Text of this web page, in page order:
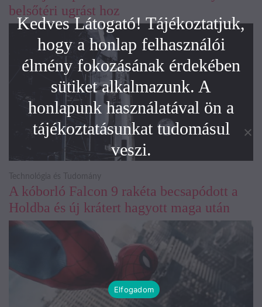
belsőtéri ugrást hoz
A kóborló Falcon 9 rakéta becsapódott a
Holdba és új krátert hagyott maga után
Technológia és Tudomány
Kedves Látogató! Tájékoztatjuk,
hogy a honlap felhasználói
élmény fokozásának érdekében
sütiket alkalmazunk. A
honlapunk használatával ön a
tájékoztatásunkat tudomásul
veszi.
Elfogadom